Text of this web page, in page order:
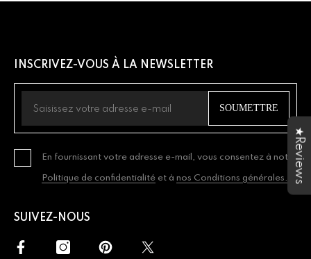
INSCRIVEZ-VOUS À LA NEWSLETTER
SOUMETTRE
En fournissant votre adresse e-mail, vous consentez à notre
Politique de confidentialité et à nos Conditions générales.
SUIVEZ-NOUS
★Reviews